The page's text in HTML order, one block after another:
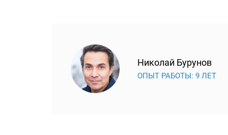
Николай Бурунов
ОПЫТ РАБОТЫ: 9 ЛЕТ